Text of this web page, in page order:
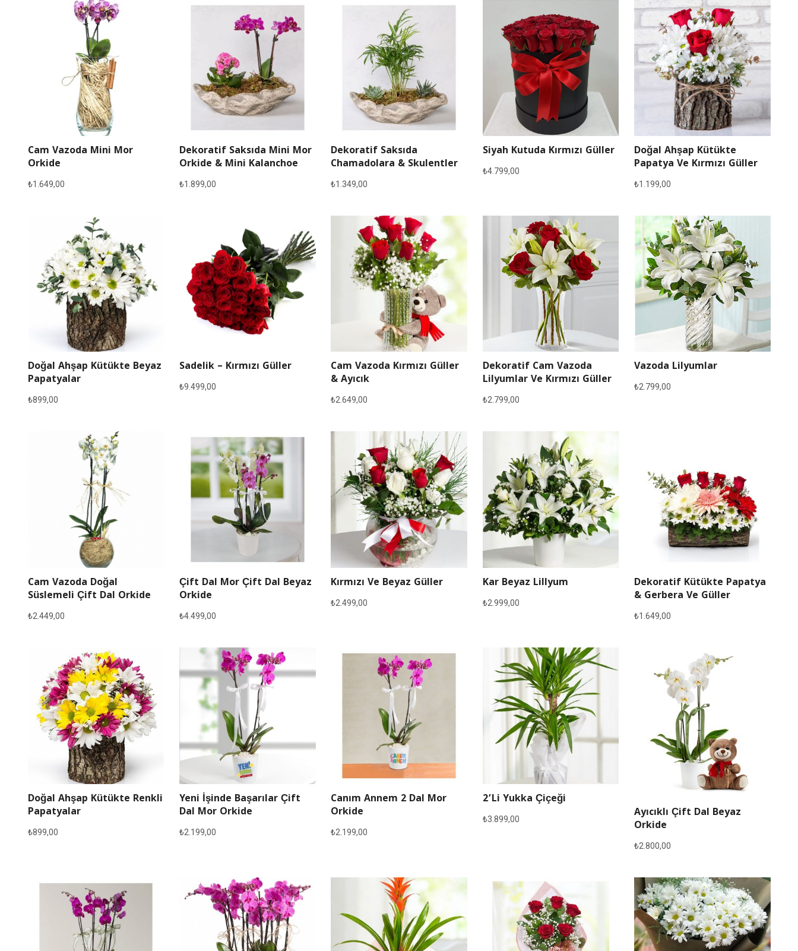
Cam Vazoda Mini Mor
Orkide
₺1.649,00
Dekoratif Saksıda Mini Mor
Orkide & Mini Kalanchoe
₺1.899,00
Dekoratif Saksıda
Chamadolara & Skulentler
₺1.349,00
Siyah Kutuda Kırmızı Güller
₺4.799,00
Doğal Ahşap Kütükte
Papatya Ve Kırmızı Güller
₺1.199,00
Doğal Ahşap Kütükte Beyaz
Papatyalar
₺899,00
Sadelik – Kırmızı Güller
₺9.499,00
Cam Vazoda Kırmızı Güller
& Ayıcık
₺2.649,00
Dekoratif Cam Vazoda
Lilyumlar Ve Kırmızı Güller
₺2.799,00
Vazoda Lilyumlar
₺2.799,00
Cam Vazoda Doğal
Süslemeli Çift Dal Orkide
₺2.449,00
Çift Dal Mor Çift Dal Beyaz
Orkide
₺4.499,00
Kırmızı Ve Beyaz Güller
₺2.499,00
Kar Beyaz Lillyum
₺2.999,00
Dekoratif Kütükte Papatya
& Gerbera Ve Güller
₺1.649,00
Doğal Ahşap Kütükte Renkli
Papatyalar
₺899,00
Yeni İşinde Başarılar Çift
Dal Mor Orkide
₺2.199,00
Canım Annem 2 Dal Mor
Orkide
₺2.199,00
2’li Yukka Çiçeği
₺3.899,00
Ayıcıklı Çift Dal Beyaz
Orkide
₺2.800,00